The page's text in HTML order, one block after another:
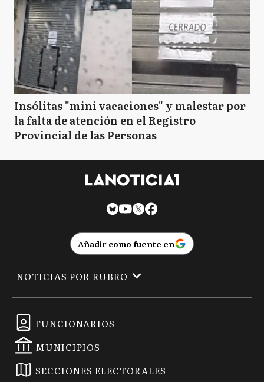
Insólitas "mini vacaciones" y malestar por
la falta de atención en el Registro
Provincial de las Personas
Añadir como fuente en
FUNCIONARIOS
MUNICIPIOS
SECCIONES ELECTORALES
NOTICIAS POR RUBRO